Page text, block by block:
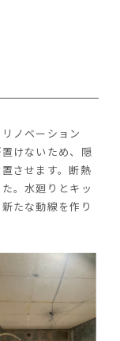
ノベーション
けないため、隠
させます。断熱
。水廻りとキッ
たな動線を作り